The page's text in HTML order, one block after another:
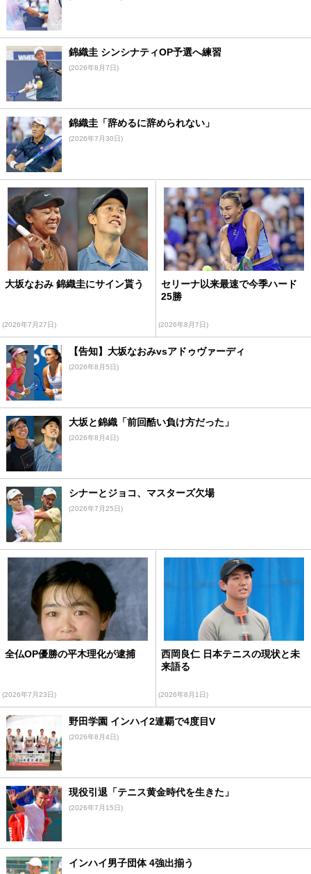
錦織圭 シンシナティOP予選へ練習
(2026年8月7日)
錦織圭「辞めるに辞められない」
(2026年7月30日)
大坂なおみ 錦織圭にサイン貰う
(2026年7月27日)
セリーナ以来最速で今季ハード
25勝
(2026年8月7日)
【告知】大坂なおみvsアドゥヴァーディ
(2026年8月5日)
大坂と錦織「前回酷い負け方だった」
(2026年8月4日)
シナーとジョコ、マスターズ欠場
(2026年7月25日)
全仏OP優勝の平木理化が逮捕
(2026年7月23日)
西岡良仁 日本テニスの現状と未
来語る
(2026年8月1日)
野田学園 インハイ2連覇で4度目V
(2026年8月4日)
現役引退「テニス黄金時代を生きた」
(2026年7月15日)
インハイ男子団体 4強出揃う